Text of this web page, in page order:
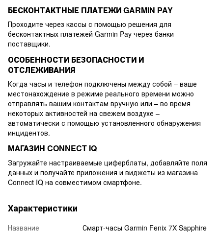
БЕСКОНТАКТНЫЕ ПЛАТЕЖИ GARMIN PAY
Проходите через кассы с помощью решения для
бесконтактных платежей Garmin Pay через банки-
поставщики.
ОСОБЕННОСТИ БЕЗОПАСНОСТИ И
ОТСЛЕЖИВАНИЯ
Когда часы и телефон подключены между собой – ваше
местонахождение в режиме реального времени можно
отправлять вашим контактам вручную или – во время
некоторых активностей на свежем воздухе –
автоматически с помощью установленного обнаружения
инцидентов.
МАГАЗИН CONNECT IQ
Загружайте настраиваемые циферблаты, добавляйте поля
данных и получайте приложения и виджеты из магазина
Connect IQ на совместимом смартфоне.
Характеристики
Название
Смарт-часы Garmin Fenix 7X Sapphire